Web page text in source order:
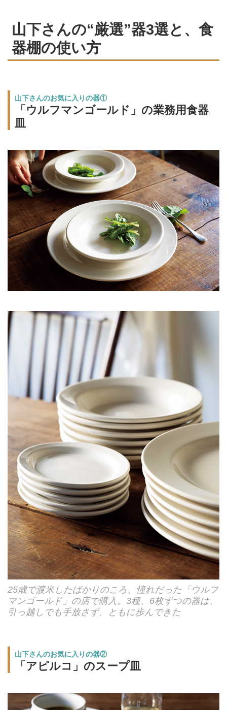
山下さんの“厳選”器3選と、食
器棚の使い方
山下さんのお気に入りの器①
「ウルフマンゴールド」の業務用食器
皿
25歳で渡米したばかりのころ、憧れだった「ウルフ
マンゴールド」の店で購入。3種、6枚ずつの器は、
引っ越しでも手放さず、ともに歩んできた
山下さんのお気に入りの器②
「アピルコ」のスープ皿